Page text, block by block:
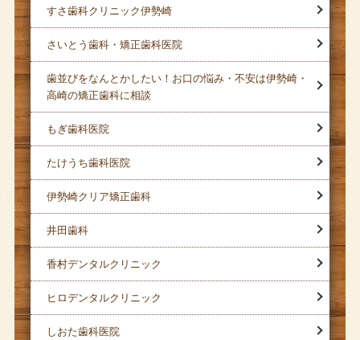
すさ歯科クリニック伊勢崎
さいとう歯科・矯正歯科医院
歯並びをなんとかしたい！お口の悩み・不安は伊勢崎・
高崎の矯正歯科に相談
もぎ歯科医院
たけうち歯科医院
伊勢崎クリア矯正歯科
井田歯科
香村デンタルクリニック
ヒロデンタルクリニック
しおた歯科医院